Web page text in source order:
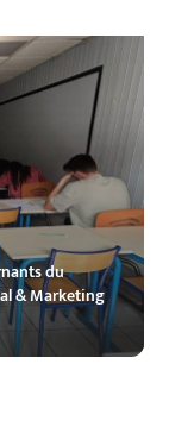
du
& Marketing